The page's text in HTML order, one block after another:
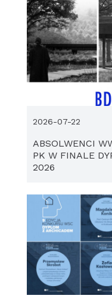
ABSOLWENCI
PK W FINALE
2026
2026-07-22